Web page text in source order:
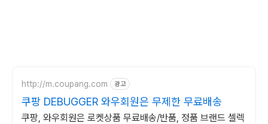
http://m.coupang.com 광고
쿠팡 DEBUGGER 와우회원은 무제한 무료배송
쿠팡, 와우회원은 로켓상품 무료배송/반품, 정품 브랜드 셀렉